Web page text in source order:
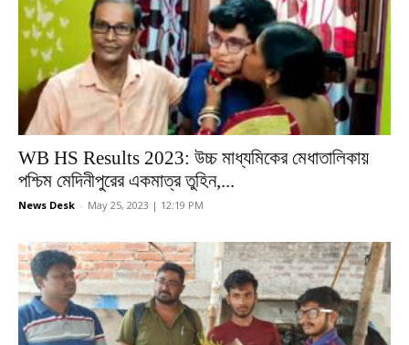
WB HS Results 2023: উচ্চ মাধ্যমিকের মেধাতালিকায়
পশ্চিম মেদিনীপুরের একমাত্র তুহিন,...
News Desk - May 25, 2023 | 12:19 PM